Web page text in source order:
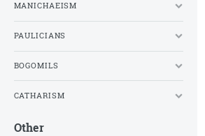
MANICHAEISM
PAULICIANS
BOGOMILS
CATHARISM
Other